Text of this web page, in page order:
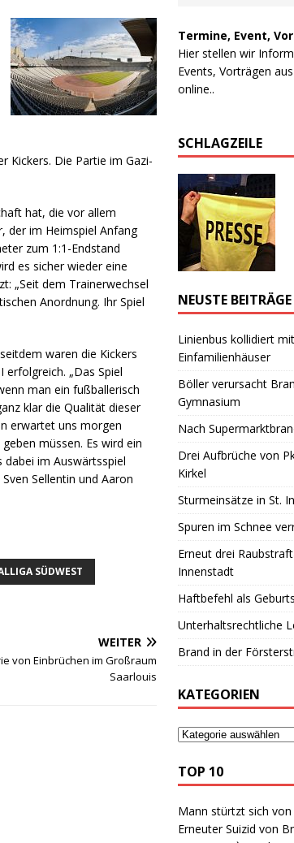
Kickers. Die Partie im Gazi-
hat, die vor allem
der im Heimspiel Anfang
zum 1:1-Endstand
es sicher wieder eine
„Seit dem Trainerwechsel
Anordnung. Ihr Spiel
waren die Kickers
„Das Spiel
man ein fußballerisch
klar die Qualität dieser
erwartet uns morgen
müssen. Es wird ein
dabei im Auswärtsspiel
Sellentin und Aaron
SÜDWEST
WEITER
von Einbrüchen im Großraum
Saarlouis
Termine, Event,
Hier stellen wir
Events, Vorträgen
online..
SCHLAGZEILE
NEUSTE BEITRÄGE
Linienbus kollidiert
Einfamilienhäuser
Böller verursacht
Gymnasium
Nach
Drei Aufbrüche von
Kirkel
Sturmeinsätze in St.
Spuren im Schnee
Erneut drei
Innenstadt
Haftbefehl als
Unterhaltsrechtliche
Brand in der
KATEGORIEN
TOP 10
Mann stürtzt sich von
Erneuter Suizid von